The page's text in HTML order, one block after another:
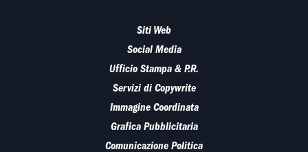
Siti Web
Social Media
Ufficio Stampa & P.R.
Servizi di Copywrite
Immagine Coordinata
Grafica Pubblicitaria
Comunicazione Politica